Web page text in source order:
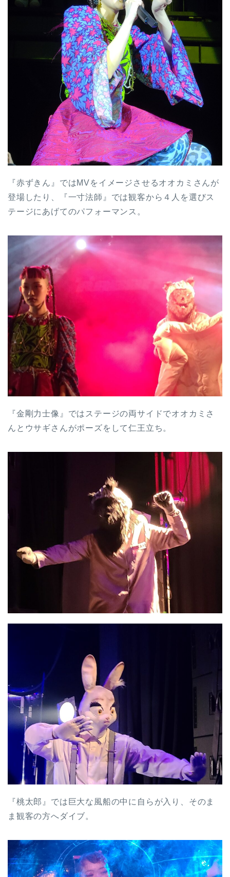
『赤ずきん』ではMVをイメージさせるオオカミさんが
登場したり、『一寸法師』では観客から４人を選びス
テージにあげてのパフォーマンス。
『金剛力士像』ではステージの両サイドでオオカミさ
んとウサギさんがポーズをして仁王立ち。
『桃太郎』では巨大な風船の中に自らが入り、そのま
ま観客の方へダイブ。